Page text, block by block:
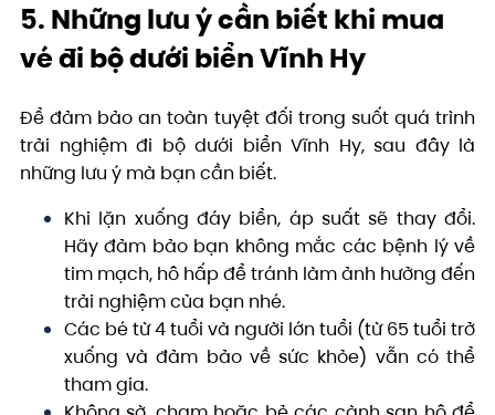
5. Những lưu ý cần biết khi mua
vé đi bộ dưới biển Vĩnh Hy
Để đảm bảo an toàn tuyệt đối trong suốt quá trình
trải nghiệm đi bộ dưới biển Vĩnh Hy, sau đây là
những lưu ý mà bạn cần biết.
Khi lặn xuống đáy biển, áp suất sẽ thay đổi.
Hãy đảm bảo bạn không mắc các bệnh lý về
tim mạch, hô hấp để tránh làm ảnh hưởng đến
trải nghiệm của bạn nhé.
Các bé từ 4 tuổi và người lớn tuổi (từ 65 tuổi trở
xuống và đảm bảo về sức khỏe) vẫn có thể
tham gia.